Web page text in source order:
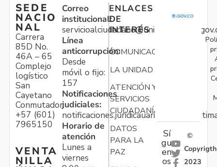
SEDE
NACIO
NAL
Carrera
85D No.
46A – 65
Complejo
logístico
San
Cayetano
Conmutador:
+57 (601)
7965150
VENTA
NILLA
Correo
institucional:
Línea
anticorrupción:
Desde
móvil o fijo:
157
Notificaciones
judiciales:
Horario de
atención
Lunes a
viernes
ENLACES
DE
INTERÉS
COMUNICACIONES
LA UNIDAD
ATENCIÓN Y
SERVICIOS
CIUDADANÍA
DATOS
PARA LA
PAZ
Sí
gu
en
os
©
Copyrigth
2023